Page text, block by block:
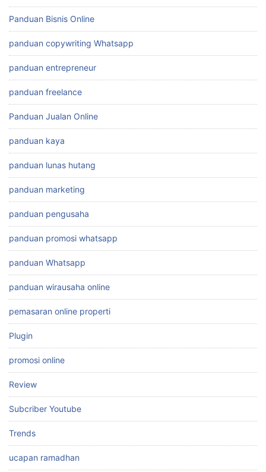
Panduan Bisnis Online
panduan copywriting Whatsapp
panduan entrepreneur
panduan freelance
Panduan Jualan Online
panduan kaya
panduan lunas hutang
panduan marketing
panduan pengusaha
panduan promosi whatsapp
panduan Whatsapp
panduan wirausaha online
pemasaran online properti
Plugin
promosi online
Review
Subcriber Youtube
Trends
ucapan ramadhan